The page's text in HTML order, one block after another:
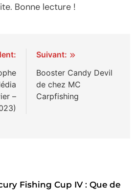
Bonne lecture !
–
Suivant:
Booster Candy Devil
de chez MC
Carpfishing
Fishing Cup IV : Que de